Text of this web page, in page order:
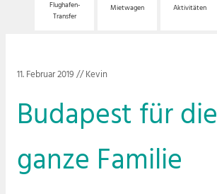
Flughafen-
Transfer
Mietwagen Aktivitäten
11. Februar 2019//Kevin
Budapest für die
ganze Familie